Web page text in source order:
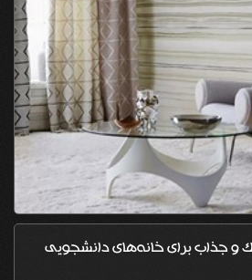
و جذاب برای خانه‌های دانشجویی